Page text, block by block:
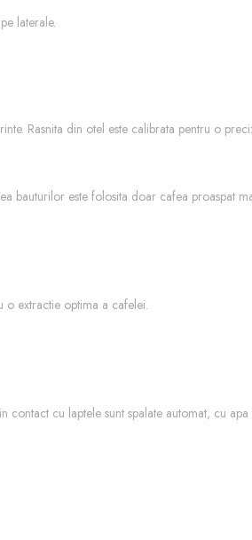
laterale.
Rasnita din otel este calibrata pentru o
bauturilor este folosita doar cafea proaspat
o extractie optima a cafelei.
cu laptele sunt spalate automat, cu apa